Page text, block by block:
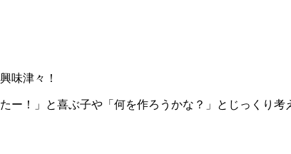
味津々！
ー！」と喜ぶ子や「何を作ろうかな？」とじっくり